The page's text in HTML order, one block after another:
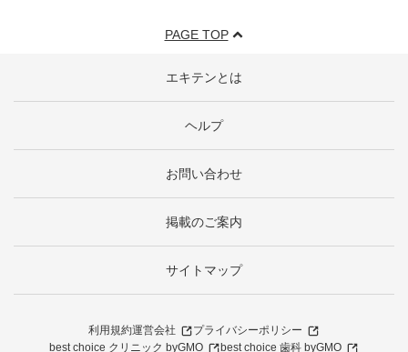
PAGE TOP
エキテンとは
ヘルプ
お問い合わせ
掲載のご案内
サイトマップ
利用規約運営会社
プライバシーポリシー
best choice クリニック byGMO
best choice 歯科 byGMO